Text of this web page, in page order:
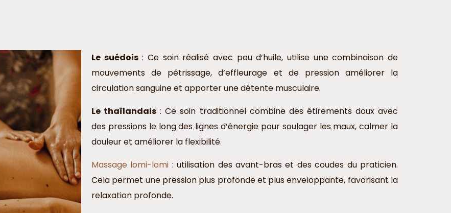
Le suédois: Ce soin réalisé avec peu d’huile, utilise une combinaison de
mouvements de pétrissage, d’effleurage et de pression améliorer la
circulation sanguine et apporter une détente musculaire.
Le thaïlandais : Ce soin traditionnel combine des étirements doux avec
des pressions le long des lignes d’énergie pour soulager les maux, calmer la
douleur et améliorer la flexibilité.
Massage lomi-lomi : utilisation des avant-bras et des coudes du praticien.
Cela permet une pression plus profonde et plus enveloppante, favorisant la
relaxation profonde.